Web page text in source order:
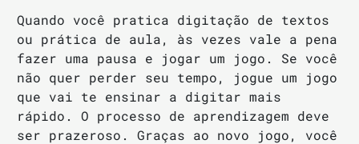
Quando você pratica digitação de textos
ou prática de aula, às vezes vale a pena
fazer uma pausa e jogar um jogo. Se você
não quer perder seu tempo, jogue um jogo
que vai te ensinar a digitar mais
rápido. O processo de aprendizagem deve
ser prazeroso. Graças ao novo jogo, você